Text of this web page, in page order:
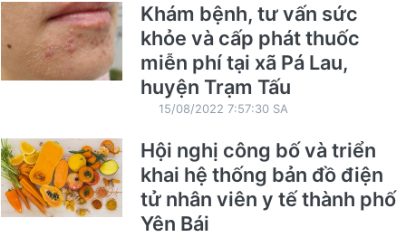
Khám bệnh, tư vấn sức
khỏe và cấp phát thuốc
miễn phí tại xã Pá Lau,
huyện Trạm Tấu
15/08/2022 7:57:30 SA
Hội nghị công bố và triển
khai hệ thống bản đồ điện
tử nhân viên y tế thành phố
Yên Bái